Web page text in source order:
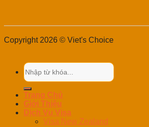
Copyright 2026 © Viet's Choice
Trang Chủ
Giới Thiệu
Dịch Vụ Visa
Visa New Zealand